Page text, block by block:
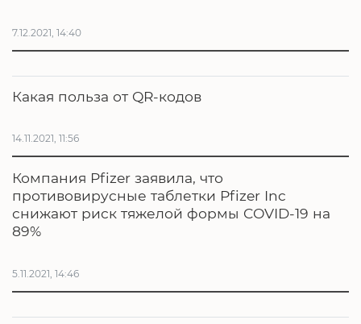
7.12.2021, 14:40
Какая польза от QR-кодов
14.11.2021, 11:56
Компания Pfizer заявила, что
противовирусные таблетки Pfizer Inc
снижают риск тяжелой формы COVID-19 на
89%
5.11.2021, 14:46